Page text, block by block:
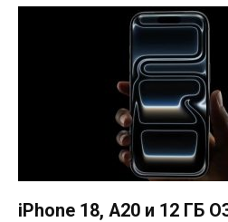
iPhone 18, A20 и 12 ГБ